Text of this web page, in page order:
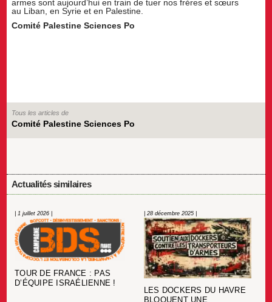
armes sont aujourd’hui en train de tuer nos frères et sœurs
au Liban, en Syrie et en Palestine.
Comité Palestine Sciences Po
Tous les articles de
Comité Palestine Sciences Po
Actualités similaires
| 1 juillet 2026 |
TOUR DE FRANCE : PAS
D’ÉQUIPE ISRAÉLIENNE !
| 28 décembre 2025 |
LES DOCKERS DU HAVRE
BLOQUENT UNE